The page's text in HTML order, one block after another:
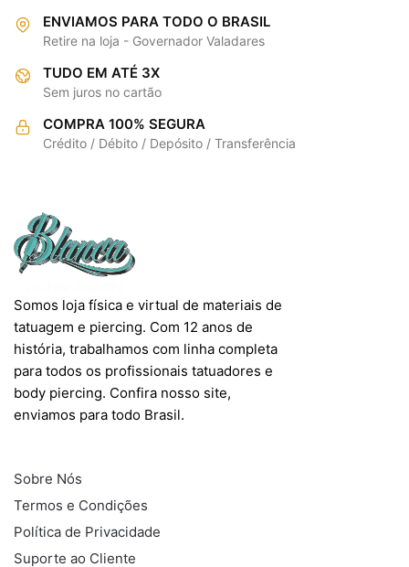
ENVIAMOS PARA TODO O BRASIL
Retire na loja - Governador Valadares
TUDO EM ATÉ 3X
Sem juros no cartão
COMPRA 100% SEGURA
Crédito / Débito / Depósito / Transferência
Somos loja física e virtual de materiais de
tatuagem e piercing. Com 12 anos de
história, trabalhamos com linha completa
para todos os profissionais tatuadores e
body piercing. Confira nosso site,
enviamos para todo Brasil.
Sobre Nós
Termos e Condições
Política de Privacidade
Suporte ao Cliente